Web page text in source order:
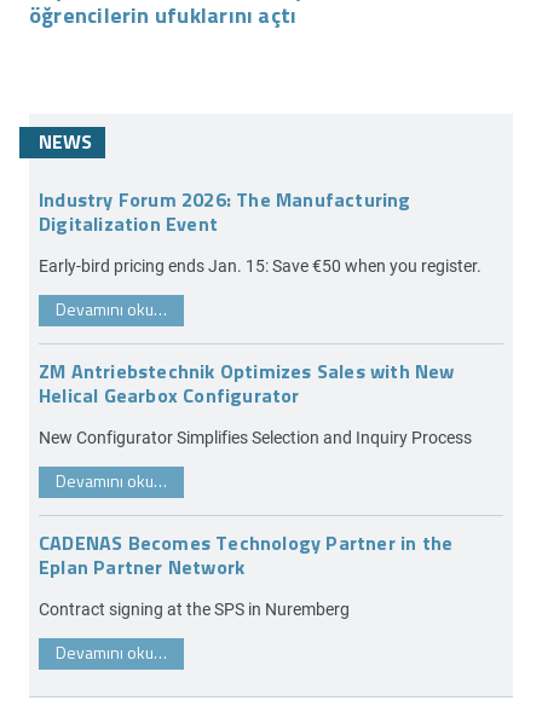
öğrencilerin ufuklarını açtı
NEWS
Industry Forum 2026: The Manufacturing
Digitalization Event
Early-bird pricing ends Jan. 15: Save €50 when you register.
Devamını oku…
ZM Antriebstechnik Optimizes Sales with New
Helical Gearbox Configurator
New Configurator Simplifies Selection and Inquiry Process
Devamını oku…
CADENAS Becomes Technology Partner in the
Eplan Partner Network
Contract signing at the SPS in Nuremberg
Devamını oku…